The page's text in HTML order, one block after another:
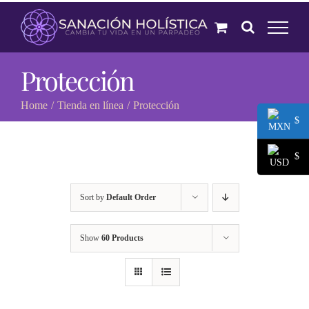
content
Protección
Home Tienda en línea Protección
Sort by Default Order
Show 60 Products
$
$